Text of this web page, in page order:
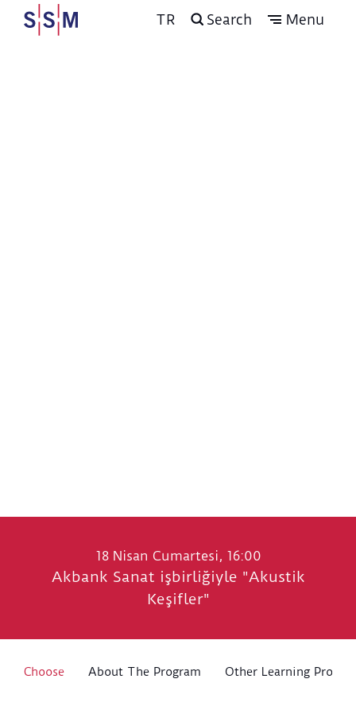
TR Search Menu
18 Nisan Cumartesi, 16:00
Akbank Sanat işbirliğiyle "Akustik
Keşifler"
Choose About The Program Other Learning